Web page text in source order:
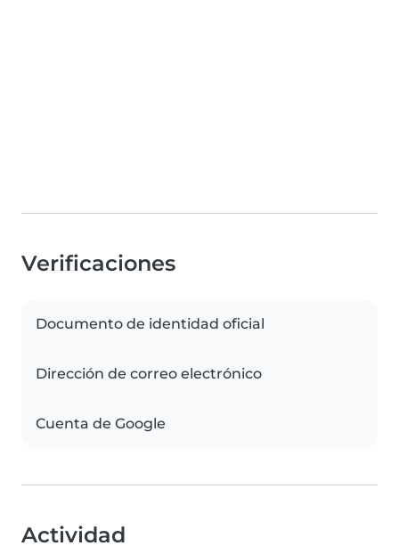
Verificaciones
Documento de identidad oficial
Dirección de correo electrónico
Cuenta de Google
Actividad